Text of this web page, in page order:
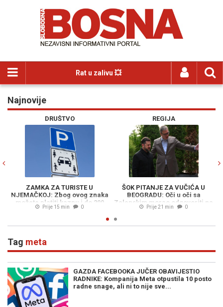
Rat u zalivu 💥
Najnovije
DRUŠTVO
ZAMKA ZA TURISTE U
NJEMAČKOJ: Zbog ovog znaka
možete platiti kaznu i do 200
eura
Prije 15 min 0
REGIJA
ŠOK PITANJE ZA VUČIĆA U
BEOGRADU: Oči u oči sa
Zelenskim morao odgovoriti na
pitanje o namjerama Vladimira
Prije 21 min 0
Tag meta
GAZDA FACEBOOKA JUČER OBAVIJESTIO
RADNIKE: Kompanija Meta otpustila 10 posto
radne snage, ali ni to nije sve...